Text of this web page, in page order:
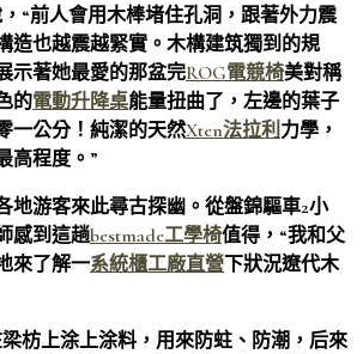
“前人會用木棒堵住孔洞，跟著外力震
造也越震越緊實。木構建筑獨到的規
示著她最愛的那盆完ROG電競椅美對稱
的電動升降桌能量扭曲了，左邊的葉子
一公分！純潔的天然Xten法拉利 力學，
高程度。”
地游客來此尋古探幽。從盤錦驅車2小
感到這趟bestmade工學椅值得，“我和父
來了解一系統櫃工廠直營下狀況遼代木
枋上涂上涂料，用來防蛀、防潮，后來